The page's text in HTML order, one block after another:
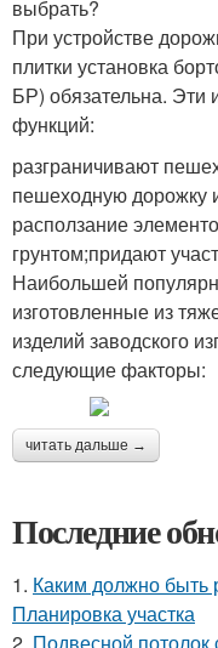
выбрать?
При устройстве
плитки установка
БР) обязательна. Эти
функций:
разграничивают
пешеходную дорожку
расползание
грунтом;придают
Наибольшей
изготовленные из
изделий заводского
следующие факторы:
читать дальше →
Последние
1. Каким должно быть
Планировка участка